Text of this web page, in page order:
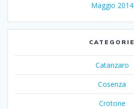
Maggio 2014
CATEGORIE
Catanzaro
Cosenza
Crotone